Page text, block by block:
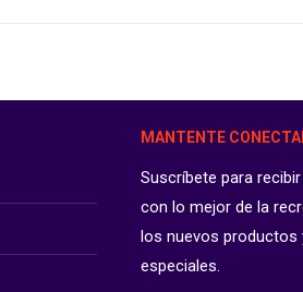
MANTENTE
Suscríbete para
con lo mejor de la
los nuevos productos
especiales.